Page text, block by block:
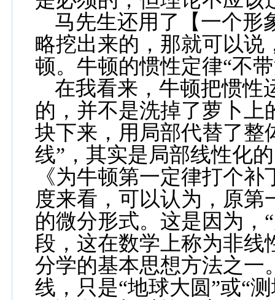
马先生还用了【一个形
略挖出来的，那就可以说
顿。牛顿的惯性定律“不
在我看来，牛顿把惯性
的，并不是洗掉了萝卜上
块下来，用局部代替了
线”，其实是局部线性化
《为牛顿第一定律打个
度来看，可以认为，原
的微分形式。这是因为，
段，这在数学上称为非线
分学的基本思想方法之一
线，只是“地球大圆”或“